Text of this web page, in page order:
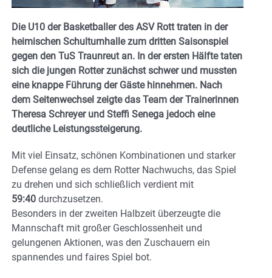
Die U10 der Basketballer des ASV Rott traten in der
heimischen Schulturnhalle zum dritten Saisonspiel
gegen den TuS Traunreut an. In der ersten Hälfte taten
sich die jungen Rotter zunächst schwer und mussten
eine knappe Führung der Gäste hinnehmen. Nach
dem Seitenwechsel zeigte das Team der Trainerinnen
Theresa Schreyerund Steffi Senega jedoch eine
deutliche Leistungssteigerung.
Mit viel Einsatz, schönen Kombinationen und starker
Defense gelang es dem Rotter Nachwuchs, das Spiel
zu drehen und sich schließlich verdient mit
59:40 durchzusetzen.
Besonders in der zweiten Halbzeit überzeugte die
Mannschaft mit großer Geschlossenheit und
gelungenen Aktionen, was den Zuschauern ein
spannendes und faires Spiel bot.